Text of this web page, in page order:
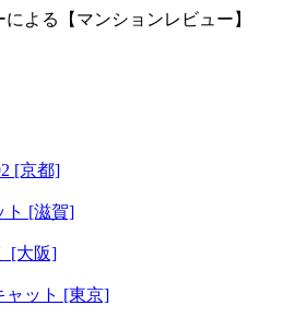
よる【マンションレビュー】
[京都]
ト [滋賀]
[大阪]
ャット [東京]